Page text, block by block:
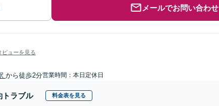
メールでお問い合わせ
ビューを見る
から徒歩2分営業時間：本日定休日
トラブル 料金表を見る